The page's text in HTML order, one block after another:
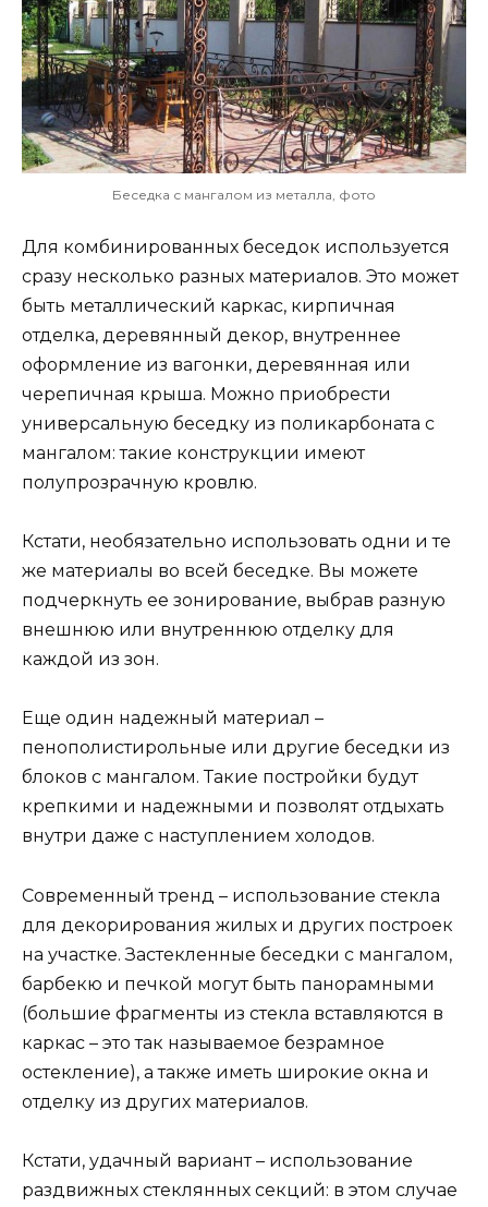
Беседка с мангалом из металла, фото
Для комбинированных беседок используется
сразу несколько разных материалов. Это может
быть металлический каркас, кирпичная
отделка, деревянный декор, внутреннее
оформление из вагонки, деревянная или
черепичная крыша. Можно приобрести
универсальную беседку из поликарбоната с
мангалом: такие конструкции имеют
полупрозрачную кровлю.
Кстати, необязательно использовать одни и те
же материалы во всей беседке. Вы можете
подчеркнуть ее зонирование, выбрав разную
внешнюю или внутреннюю отделку для
каждой из зон.
Еще один надежный материал –
пенополистирольные или другие беседки из
блоков с мангалом. Такие постройки будут
крепкими и надежными и позволят отдыхать
внутри даже с наступлением холодов.
Современный тренд – использование стекла
для декорирования жилых и других построек
на участке. Застекленные беседки с мангалом,
барбекю и печкой могут быть панорамными
(большие фрагменты из стекла вставляются в
каркас – это так называемое безрамное
остекление), а также иметь широкие окна и
отделку из других материалов.
Кстати, удачный вариант – использование
раздвижных стеклянных секций: в этом случае